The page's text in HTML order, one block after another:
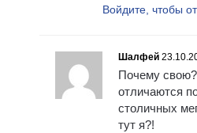
Войдите, чтобы
Шалфей
Почему
отличаются
столичных
тут я?!